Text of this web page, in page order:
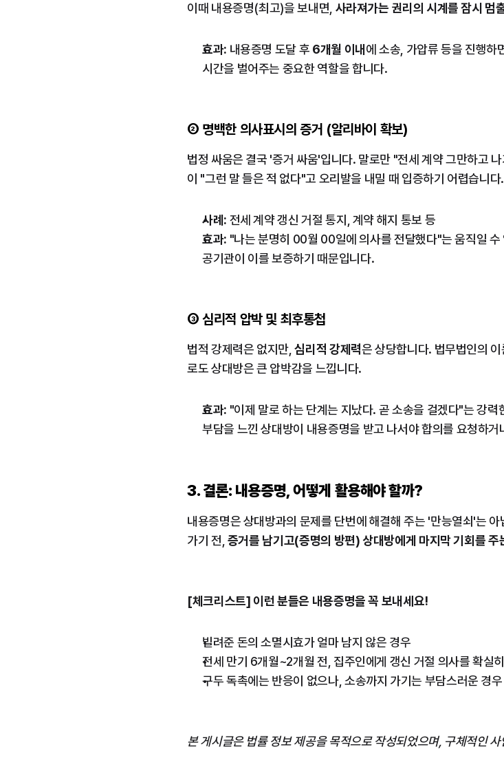
이때 내용증명(최고)을 보내면, 사라져가는 권리의 시계를 잠시 멈
효과: 내용증명 도달 후 6개월 이내 에 소송, 가압류 등을 진행하
시간을 벌어주는 중요한 역할을 합니다.
② 명백한 의사표시의 증거 (알리바이 확보)
법정 싸움은 결국 '증거 싸움'입니다. 말로만 "전세 계약 그만하고
이 "그런 말 들은 적 없다"고 오리발을 내밀 때 입증하기 어렵습니다.
사례: 전세 계약 갱신 거절 통지, 계약 해지 통보 등
효과: "나는 분명히 00월 00일에 의사를 전달했다"는 움직일
공기관이 이를 보증하기 때문입니다.
③ 심리적 압박 및 최후통첩
법적 강제력은 없지만, 심리적 강제력은 상당합니다. 법무법인의
로도 상대방은 큰 압박감을 느낍니다.
효과: "이제 말로 하는 단계는 지났다. 곧 소송을 걸겠다"는 강
부담을 느낀 상대방이 내용증명을 받고 나서야 합의를 요청하
3. 결론: 내용증명, 어떻게 활용해야 할까?
내용증명은 상대방과의 문제를 단번에 해결해 주는 '만능열쇠'는
가기 전, 증거를 남기고(증명의 방편) 상대방에게 마지막 기회를
[체크리스트] 이런 분들은 내용증명을 꼭 보내세요!
빌려준 돈의 소멸시효가 얼마 남지 않은 경우
전세 만기 6개월~2개월 전, 집주인에게 갱신 거절 의사를 확실
구두 독촉에는 반응이 없으나, 소송까지 가기는 부담스러운 경우
본 게시글은 법률 정보 제공을 목적으로 작성되었으며, 구체적인